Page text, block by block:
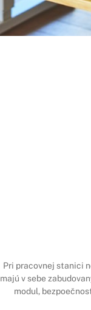
Pri pracovnej stanici
majú v sebe
modul,